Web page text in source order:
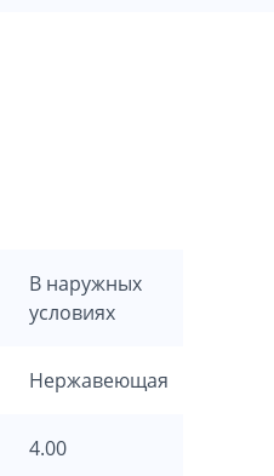
В наружных
условиях
Нержавеющая
4.00